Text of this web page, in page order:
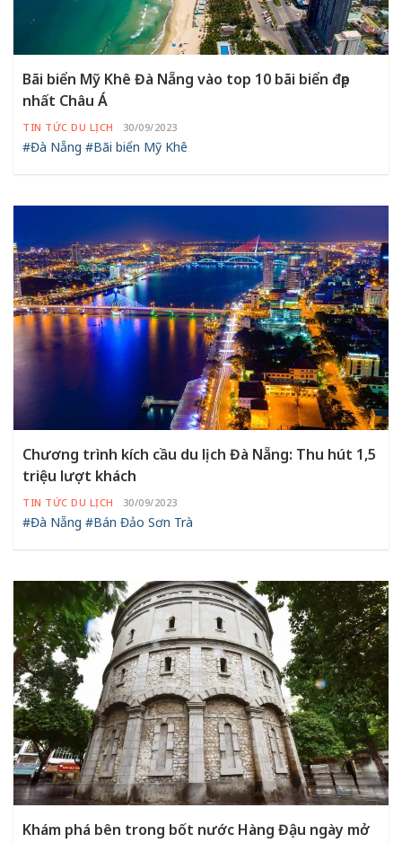
Bãi biển Mỹ Khê Đà Nẵng vào top 10 bãi biển đẹp
nhất Châu Á
TIN TỨC DU LỊCH 30/09/2023
#Đà Nẵng #Bãi biển Mỹ Khê
Chương trình kích cầu du lịch Đà Nẵng: Thu hút 1,5
triệu lượt khách
TIN TỨC DU LỊCH 30/09/2023
#Đà Nẵng #Bán Đảo Sơn Trà
Khám phá bên trong bốt nước Hàng Đậu ngày mở